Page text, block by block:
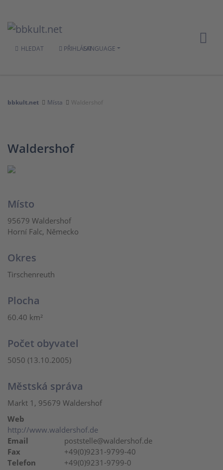
HLEDAT PŘIHLÁSITLANGUAGE
bbkult.net Místa Waldershof
Waldershof
Místo
95679 Waldershof
Horní Falc, Německo
Okres
Tirschenreuth
Plocha
60.40 km²
Počet obyvatel
5050 (13.10.2005)
Městská správa
Markt 1, 95679 Waldershof
Web
http://www.waldershof.de
Email
poststelle@waldershof.de
Fax
+49(0)9231-9799-40
Telefon
+49(0)9231-9799-0